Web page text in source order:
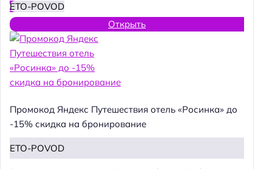
ETO-POVOD
Открыть
Промокод Яндекс Путешествия отель «Росинка» до
-15% скидка на бронирование
ETO-POVOD